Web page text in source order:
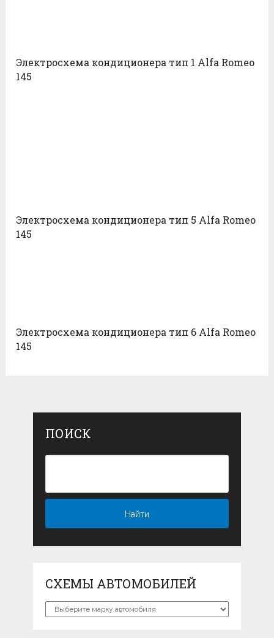
Электросхема кондиционера тип 1 Alfa Romeo
145
Электросхема кондиционера тип 5 Alfa Romeo
145
Электросхема кондиционера тип 6 Alfa Romeo
145
ПОИСК
СХЕМЫ АВТОМОБИЛЕЙ
Схемы